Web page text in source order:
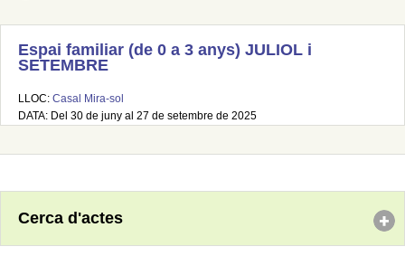
Espai familiar (de 0 a 3 anys) JULIOL i
SETEMBRE
LLOC: Casal Mira-sol
DATA: Del 30 de juny al 27 de setembre de 2025
Cerca d'actes